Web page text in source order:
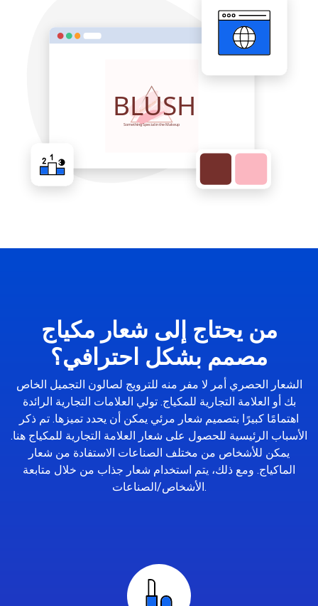
من يحتاج إلى شعار مكياج
مصمم بشكل احترافي؟
الشعار الحصري أمر لا مفر منه للترويج لصالون التجميل الخاص
بك أو العلامة التجارية للمكياج. تولي العلامات التجارية الرائدة
اهتمامًا كبيرًا بتصميم شعار مرئي يمكن أن يحدد تميزها. تم ذكر
الأسباب الرئيسية للحصول على شعار العلامة التجارية للمكياج هنا.
يمكن للأشخاص من مختلف الصناعات الاستفادة من شعار
الماكياج. ومع ذلك، يتم استخدام شعار جذاب من خلال متابعة
الأشخاص/الصناعات.